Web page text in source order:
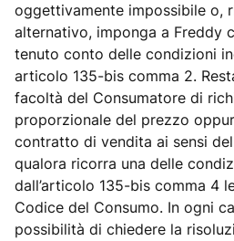
oggettivamente impossibile o,
alternativo, imponga a Freddy
tenuto conto delle condizioni
articolo 135-bis comma 2.
facoltà del Consumatore di
proporzionale del prezzo
contratto di vendita ai sensi
qualora ricorra una delle
dall’articolo 135-bis comma 4
Codice del Consumo. In ogni
possibilità di chiedere la